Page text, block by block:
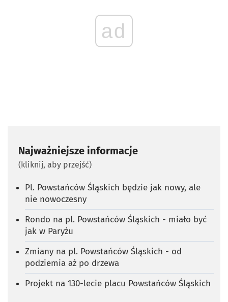
ad
Najważniejsze informacje
(kliknij, aby przejść)
Pl. Powstańców Śląskich będzie jak nowy, ale
nie nowoczesny
Rondo na pl. Powstańców Śląskich - miało być
jak w Paryżu
Zmiany na pl. Powstańców Śląskich - od
podziemia aż po drzewa
Projekt na 130-lecie placu Powstańców Śląskich